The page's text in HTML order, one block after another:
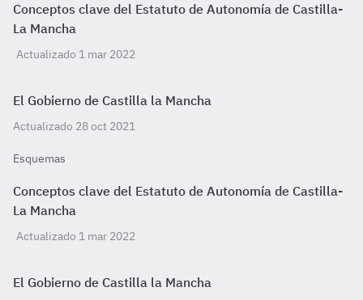
Conceptos clave del Estatuto de Autonomía de Castilla-
La Mancha
Actualizado 1 mar 2022
El Gobierno de Castilla la Mancha
Actualizado 28 oct 2021
Esquemas
Conceptos clave del Estatuto de Autonomía de Castilla-
La Mancha
Actualizado 1 mar 2022
El Gobierno de Castilla la Mancha